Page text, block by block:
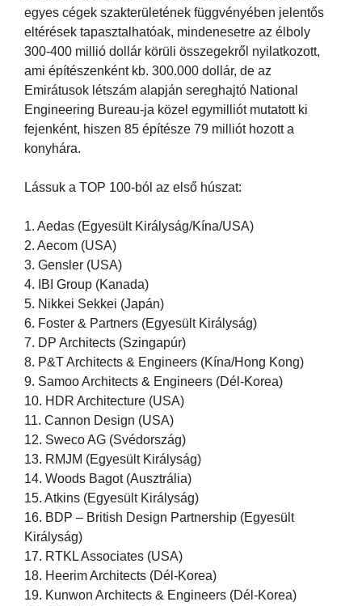
egyes cégek szakterületének függvényében jelentős
eltérések tapasztalhatóak, mindenesetre az élboly
300-400 millió dollár körüli összegekről nyilatkozott,
ami építészenként kb. 300.000 dollár, de az
Emirátusok létszám alapján sereghajtó National
Engineering Bureau-ja közel egymilliót mutatott ki
fejenként, hiszen 85 építésze 79 milliót hozott a
konyhára.
Lássuk a TOP 100-ból az első húszat:
1. Aedas (Egyesült Királyság/Kína/USA)
2. Aecom (USA)
3. Gensler (USA)
4. IBI Group (Kanada)
5. Nikkei Sekkei (Japán)
6. Foster & Partners (Egyesült Királyság)
7. DP Architects (Szingapúr)
8. P&T Architects & Engineers (Kína/Hong Kong)
9. Samoo Architects & Engineers (Dél-Korea)
10. HDR Architecture (USA)
11. Cannon Design (USA)
12. Sweco AG (Svédország)
13. RMJM (Egyesült Királyság)
14. Woods Bagot (Ausztrália)
15. Atkins (Egyesült Királyság)
16. BDP – British Design Partnership (Egyesült
Királyság)
17. RTKL Associates (USA)
18. Heerim Architects (Dél-Korea)
19. Kunwon Architects & Engineers (Dél-Korea)